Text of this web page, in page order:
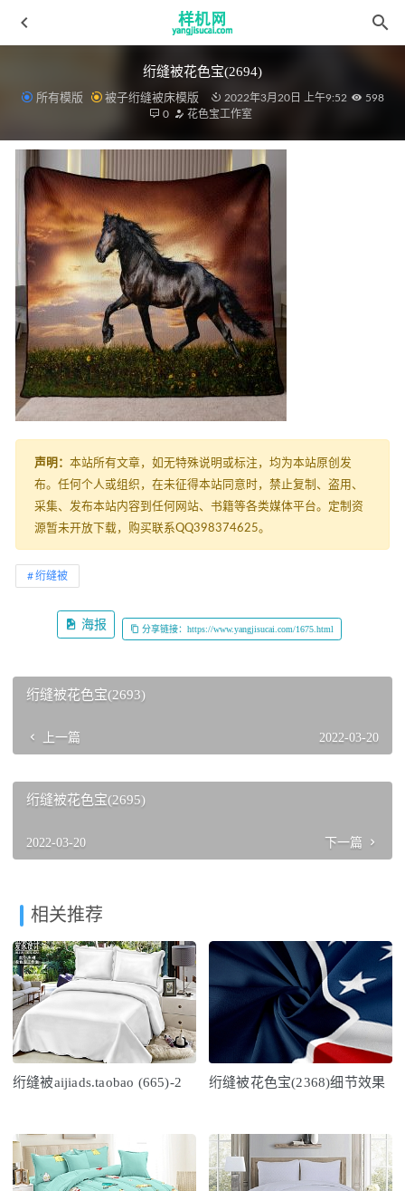
绗缝被花色宝(2694)
所有模版 被子绗缝被床模版 2022年3月20日 上午9:52
598
0
花色宝工作室
声明： 本站所有文章，如无特殊说明或标注，均为本站原创发
布。任何个人或组织，在未征得本站同意时，禁止复制、盗用、
采集、发布本站内容到任何网站、书籍等各类媒体平台。定制资
源暂未开放下载，购买联系QQ398374625。
绗缝被
海报 分享链接：https://www.yangjisucai.com/1675.html
绗缝被花色宝(2693)
上一篇 2022-03-20
绗缝被花色宝(2695)
2022-03-20 下一篇
相关推荐
绗缝被aijiads.taobao (665)-2 绗缝被花色宝(2368)细节效果
四件套aijiads.taobao (1250)_tn 2022-04-09
儿童花色宝(2278)智能xg 2022-04-01
窗帘aijiads.taobao (98)-2_750_750 2022-04-08
四件套花色宝(2739)智能优化20个背景GIF_(11)
毛毯花色宝(2039)智能-8个背景_(9) 2022-03-28